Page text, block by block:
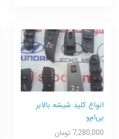
انواع کلید شیشه بالابر
بی‌ام‌و
7,280,000 تومان